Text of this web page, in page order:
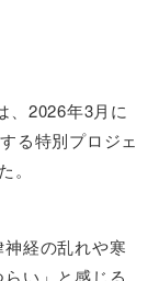
、2026年3月に
る特別プロジェ
。
経の乱れや寒
い」と感じる